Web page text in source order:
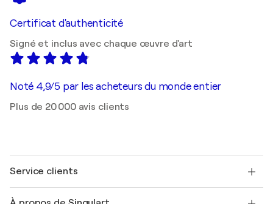
Certificat d'authenticité
Signé et inclus avec chaque œuvre d'art
Noté 4,9/5 par les acheteurs du monde entier
Plus de 20 000 avis clients
Service clients